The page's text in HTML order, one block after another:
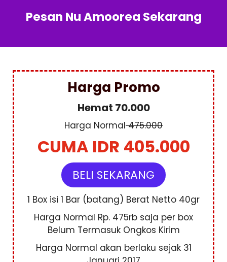
Pesan Nu Amoorea Sekarang
Harga Promo
Hemat 70.000
Harga Normal475.000
CUMA IDR 405.000
BELI SEKARANG
1 Box isi 1 Bar (batang) Berat Netto 40gr
Harga Normal Rp. 475rb saja per box
Belum Termasuk Ongkos Kirim
Harga Normal akan berlaku sejak 31